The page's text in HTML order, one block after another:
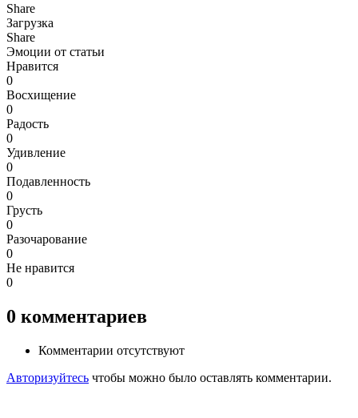
Share
Загрузка
Share
Эмоции от статьи
Нравится
0
Восхищение
0
Радость
0
Удивление
0
Подавленность
0
Грусть
0
Разочарование
0
Не нравится
0
0 комментариев
Комментарии отсутствуют
Авторизуйтесь чтобы можно было оставлять комментарии.